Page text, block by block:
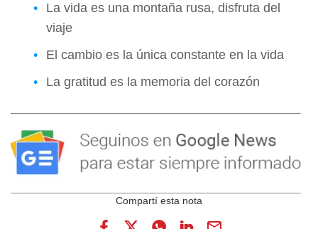
La vida es una montaña rusa, disfruta del
viaje
El cambio es la única constante en la vida
La gratitud es la memoria del corazón